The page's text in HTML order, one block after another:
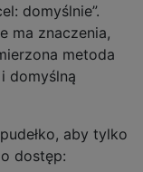
domyślnie”.
ma znaczenia,
metoda
domyślną
aby tylko
dostęp: